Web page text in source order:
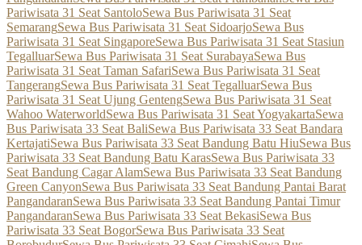
Pariwisata 31 Seat SantoloSewa Bus Pariwisata 31 Seat
SemarangSewa Bus Pariwisata 31 Seat SidoarjoSewa Bus
Pariwisata 31 Seat SingaporeSewa Bus Pariwisata 31 Seat Stasiun
TegalluarSewa Bus Pariwisata 31 Seat SurabayaSewa Bus
Pariwisata 31 Seat Taman SafariSewa Bus Pariwisata 31 Seat
TangerangSewa Bus Pariwisata 31 Seat TegalluarSewa Bus
Pariwisata 31 Seat Ujung GentengSewa Bus Pariwisata 31 Seat
Wahoo WaterworldSewa Bus Pariwisata 31 Seat YogyakartaSewa
Bus Pariwisata 33 Seat BaliSewa Bus Pariwisata 33 Seat Bandara
KertajatiSewa Bus Pariwisata 33 Seat Bandung Batu HiuSewa Bus
Pariwisata 33 Seat Bandung Batu KarasSewa Bus Pariwisata 33
Seat Bandung Cagar AlamSewa Bus Pariwisata 33 Seat Bandung
Green CanyonSewa Bus Pariwisata 33 Seat Bandung Pantai Barat
PangandaranSewa Bus Pariwisata 33 Seat Bandung Pantai Timur
PangandaranSewa Bus Pariwisata 33 Seat BekasiSewa Bus
Pariwisata 33 Seat BogorSewa Bus Pariwisata 33 Seat